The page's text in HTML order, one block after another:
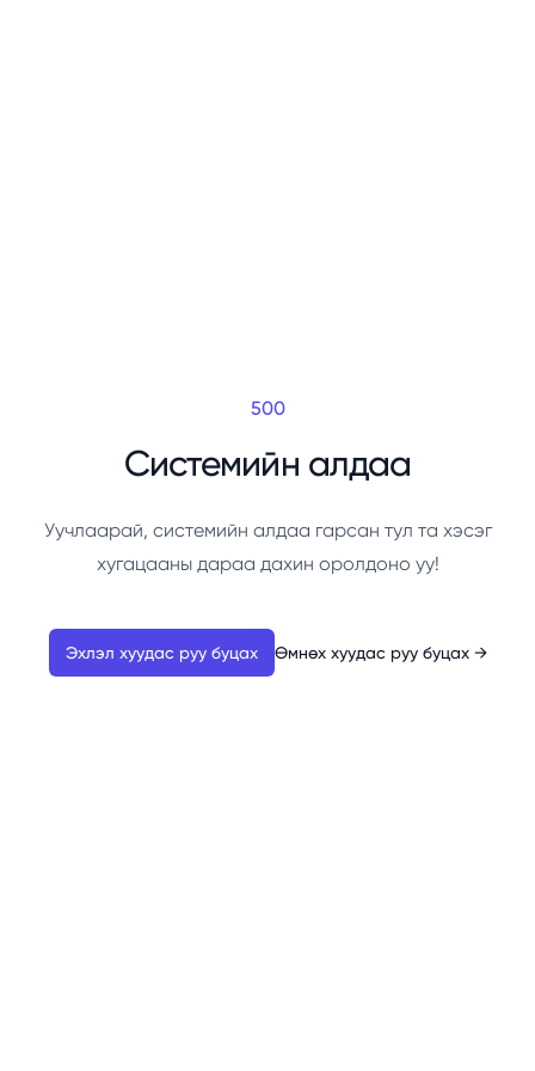
500
Системийн алдаа
Уучлаарай, системийн алдаа гарсан тул та хэсэг
хугацааны дараа дахин оролдоно уу!
Эхлэл хуудас руу буцах Өмнөх хуудас руу буцах →